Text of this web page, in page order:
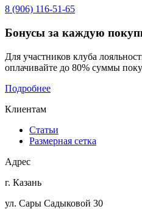
8 (906) 116-51-65
Бонусы за каждую
Для участников клуба
оплачивайте до 80% суммы
Подробнее
Клиентам
Статьи
Размерная сетка
Адрес
г. Казань
ул. Сары Садыковой 30